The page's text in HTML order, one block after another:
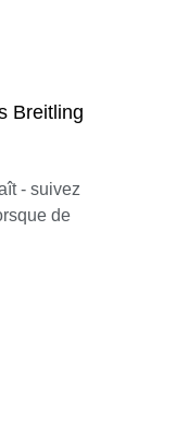
Breitling
- suivez
de